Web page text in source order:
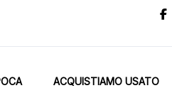
ACQUISTIAMO USATO